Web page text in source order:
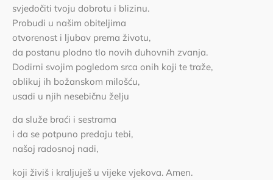
svjedočiti tvoju dobrotu i blizinu.
Probudi u našim obiteljima
otvorenost i ljubav prema životu,
da postanu plodno tlo novih duhovnih zvanja.
Dodirni svojim pogledom srca onih koji te traže,
oblikuj ih božanskom milošću,
usadi u njih nesebičnu želju
da služe braći i sestrama
i da se potpuno predaju tebi,
našoj radosnoj nadi,
koji živiš i kraljuješ u vijeke vjekova. Amen.